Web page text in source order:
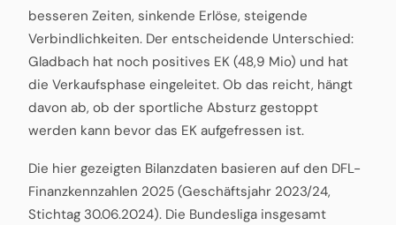
besseren Zeiten, sinkende Erlöse, steigende
Verbindlichkeiten. Der entscheidende Unterschied:
Gladbach hat noch positives EK (48,9 Mio) und hat
die Verkaufsphase eingeleitet. Ob das reicht, hängt
davon ab, ob der sportliche Absturz gestoppt
werden kann bevor das EK aufgefressen ist.
Die hier gezeigten Bilanzdaten basieren auf den DFL-
Finanzkennzahlen 2025 (Geschäftsjahr 2023/24,
Stichtag 30.06.2024). Die Bundesliga insgesamt